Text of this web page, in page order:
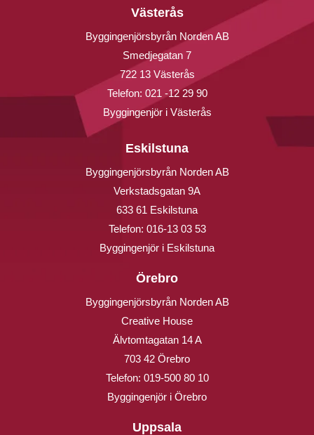
Västerås
Byggingenjörsbyrån Norden AB
Smedjegatan 7
722 13 Västerås
Telefon: 021 -12 29 90
Byggingenjör i Västerås
Eskilstuna
Byggingenjörsbyrån Norden AB
Verkstadsgatan 9A
633 61 Eskilstuna
Telefon: 016-13 03 53
Byggingenjör i Eskilstuna
Örebro
Byggingenjörsbyrån Norden AB
Creative House
Älvtomtagatan 14 A
703 42 Örebro
Telefon: 019-500 80 10
Byggingenjör i Örebro
Uppsala